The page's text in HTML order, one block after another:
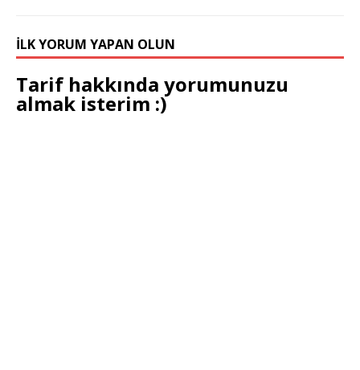
İLK YORUM YAPAN OLUN
Tarif hakkında yorumunuzu
almak isterim :)